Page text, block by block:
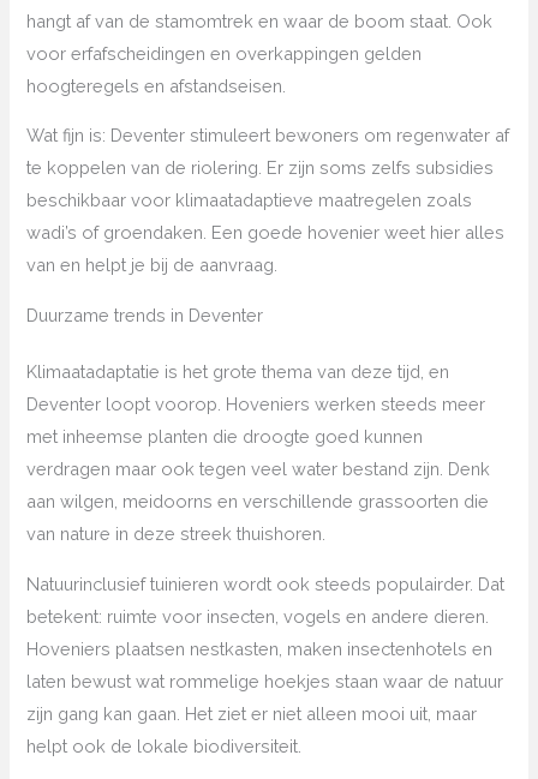
hangt af van de stamomtrek en waar de boom staat. Ook
voor erfafscheidingen en overkappingen gelden
hoogteregels en afstandseisen.
Wat fijn is: Deventer stimuleert bewoners om regenwater af
te koppelen van de riolering. Er zijn soms zelfs subsidies
beschikbaar voor klimaatadaptieve maatregelen zoals
wadi’s of groendaken. Een goede hovenier weet hier alles
van en helpt je bij de aanvraag.
Duurzame trends in Deventer
Klimaatadaptatie is het grote thema van deze tijd, en
Deventer loopt voorop. Hoveniers werken steeds meer
met inheemse planten die droogte goed kunnen
verdragen maar ook tegen veel water bestand zijn. Denk
aan wilgen, meidoorns en verschillende grassoorten die
van nature in deze streek thuishoren.
Natuurinclusief tuinieren wordt ook steeds populairder. Dat
betekent: ruimte voor insecten, vogels en andere dieren.
Hoveniers plaatsen nestkasten, maken insectenhotels en
laten bewust wat rommelige hoekjes staan waar de natuur
zijn gang kan gaan. Het ziet er niet alleen mooi uit, maar
helpt ook de lokale biodiversiteit.